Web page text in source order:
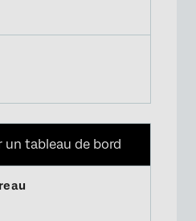
un tableau de bord